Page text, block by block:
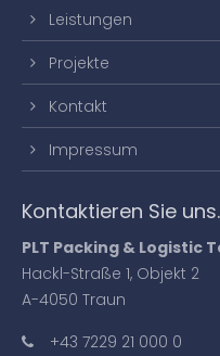
Donec quam felis,
Leistungen
Projekte
Kontakt
Impressum
Kontaktieren Sie uns.
PLT Packing & Logistic
Hackl-Straße 1, Objekt 2
A-4050 Traun
+43 7229 21 000 0